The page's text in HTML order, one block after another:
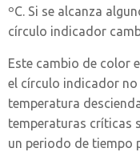
ºC. Si se alcanza
círculo indicador
Este cambio de color
el círculo indicador
temperatura
temperaturas críticas
un periodo de tiempo